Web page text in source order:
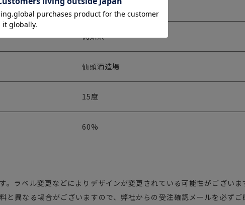
720ml
高知県
仙頭酒造場
15度
60%
。ラベル変更などによりデザインが変更されている可能性がございま
と異なる場合がございますので、弊社からの受注確認メールを必ずご